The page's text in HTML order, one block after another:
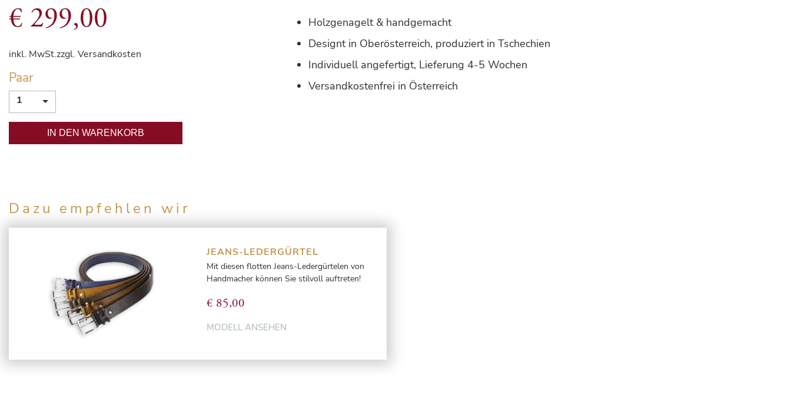
€ 299,00
inkl. MwSt.zzgl. Versandkosten
Paar
1
IN DEN WARENKORB
Holzgenagelt & handgemacht
Designt in Oberösterreich, produziert in Tschechien
Individuell angefertigt, Lieferung 4-5 Wochen
Versandkostenfrei in Österreich
Dazu empfehlen wir
JEANS-LEDERGÜRTEL
Mit diesen flotten Jeans-Ledergürtelen von
Handmacher können Sie stilvoll auftreten!
€ 85,00
MODELL ANSEHEN